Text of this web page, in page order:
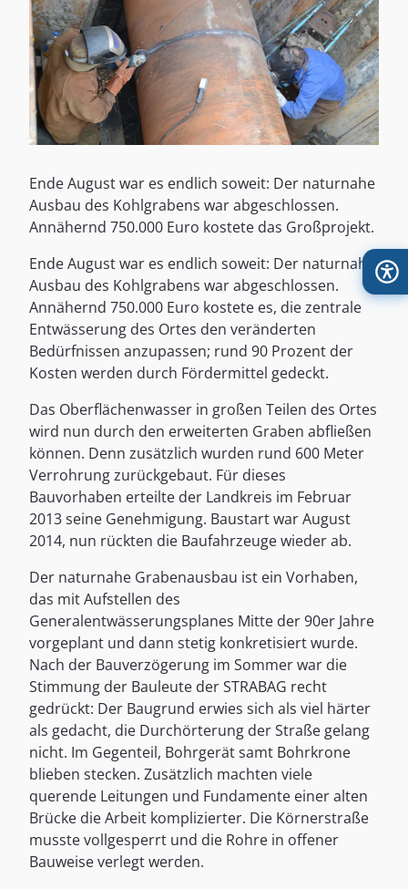
Ende August war es endlich soweit: Der naturnahe
Ausbau des Kohlgrabens war abgeschlossen.
Annähernd 750.000 Euro kostete das Großprojekt.
Ende August war es endlich soweit: Der naturnahe
Ausbau des Kohlgrabens war abgeschlossen.
Annähernd 750.000 Euro kostete es, die zentrale
Entwässerung des Ortes den veränderten
Bedürfnissen anzupassen; rund 90 Prozent der
Kosten werden durch Fördermittel gedeckt.
Das Oberflächenwasser in großen Teilen des Ortes
wird nun durch den erweiterten Graben abfließen
können. Denn zusätzlich wurden rund 600 Meter
Verrohrung zurückgebaut. Für dieses
Bauvorhaben erteilte der Landkreis im Februar
2013 seine Genehmigung. Baustart war August
2014, nun rückten die Baufahrzeuge wieder ab.
Der naturnahe Grabenausbau ist ein Vorhaben,
das mit Aufstellen des
Generalentwässerungsplanes Mitte der 90er Jahre
vorgeplant und dann stetig konkretisiert wurde.
Nach der Bauverzögerung im Sommer war die
Stimmung der Bauleute der STRABAG recht
gedrückt: Der Baugrund erwies sich als viel härter
als gedacht, die Durchörterung der Straße gelang
nicht. Im Gegenteil, Bohrgerät samt Bohrkrone
blieben stecken. Zusätzlich machten viele
querende Leitungen und Fundamente einer alten
Brücke die Arbeit komplizierter. Die Körnerstraße
musste vollgesperrt und die Rohre in offener
Bauweise verlegt werden.